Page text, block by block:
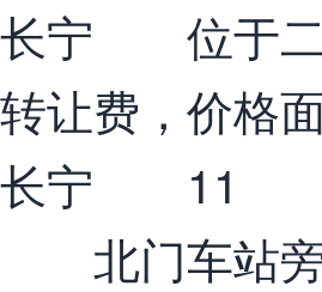
长宁 位于二
转让费，价格
长宁 11
北门车站旁